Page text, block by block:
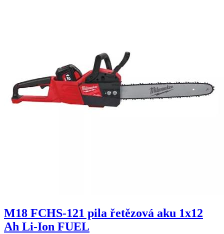
M18 FCHS-121 pila řetězová aku 1x12
Ah Li-Ion FUEL